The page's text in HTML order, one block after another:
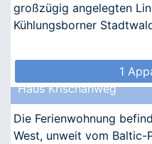
großzügig angelegten
Kühlungsborner
1
Haus Krischanweg
Die Ferienwohnung
West, unweit vom Baltic-